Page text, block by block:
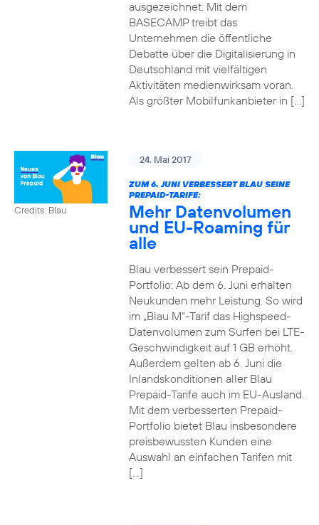
ausgezeichnet. Mit dem
BASECAMP treibt das
Unternehmen die öffentliche
Debatte über die Digitalisierung in
Deutschland mit vielfältigen
Aktivitäten medienwirksam voran.
Als größter Mobilfunkanbieter in […]
Credits: Blau
24. Mai 2017
ZUM 6. JUNI VERBESSERT BLAU SEINE
PREPAID-TARIFE:
Mehr Datenvolumen
und EU-Roaming für
alle
Blau verbessert sein Prepaid-
Portfolio: Ab dem 6. Juni erhalten
Neukunden mehr Leistung. So wird
im „Blau M“-Tarif das Highspeed-
Datenvolumen zum Surfen bei LTE-
Geschwindigkeit auf 1 GB erhöht.
Außerdem gelten ab 6. Juni die
Inlandskonditionen aller Blau
Prepaid-Tarife auch im EU-Ausland.
Mit dem verbesserten Prepaid-
Portfolio bietet Blau insbesondere
preisbewussten Kunden eine
Auswahl an einfachen Tarifen mit
[…]